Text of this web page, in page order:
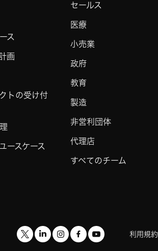
ス
画
トの受け付
ースケース
セールス
医療
小売業
政府
教育
製造
非営利団体
代理店
すべてのチーム
利用規約